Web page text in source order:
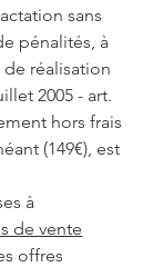
sans
pénalités, à
réalisation
2005 - art.
hors frais
(149€), est
à
de vente
offres